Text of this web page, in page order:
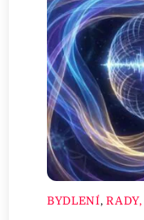
BYDLENÍ,